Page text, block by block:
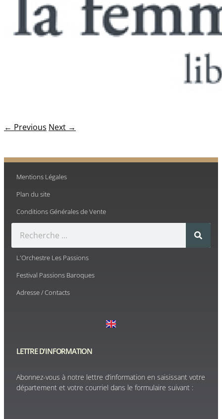
← Previous Next →
Mentions Légales
Plan du site
Conditions Générales de Vente
L'Orchestre Les Passions
Festival Passions Baroques
Adresse / Contacts
LETTRE D'INFORMATION
Abonnez-vous à notre lettre d’information en saisissant votre
département et votre courriel dans le formulaire suivant :